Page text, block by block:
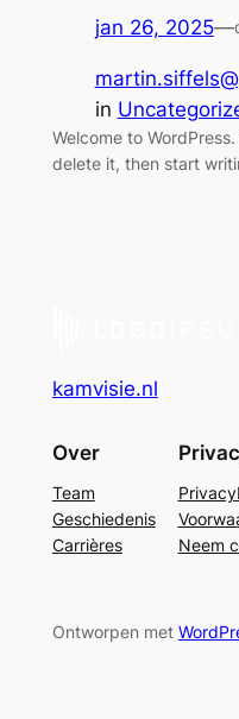
jan 26, 2025—
in
Welcome to
delete it, then start
kamvisie.nl
Over
Team
Geschiedenis
Carrières
Neem
Ontworpen met